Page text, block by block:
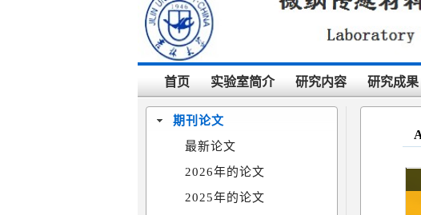
首页 实验室简介 研究内容 研究成果
期刊论文
最新论文
2026年的论文
2025年的论文